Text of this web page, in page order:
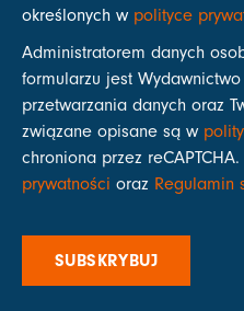
określonych w polityce
Administratorem danych
formularzu jest
przetwarzania danych oraz
związane opisane są w
chroniona przez
prywatności oraz Regulamin
SUBSKRYBUJ